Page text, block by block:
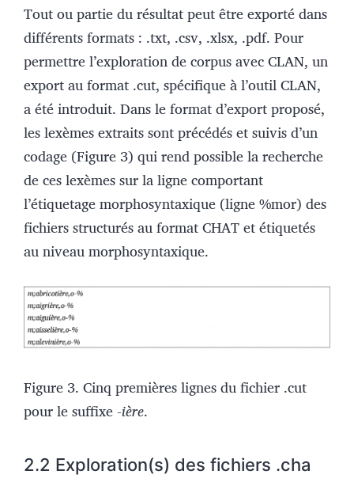
Tout ou partie du résultat peut être exporté dans
différents formats : .txt, .csv, .xlsx, .pdf. Pour
permettre l’exploration de corpus avec CLAN, un
export au format .cut, spécifique à l’outil CLAN,
a été introduit. Dans le format d’export proposé,
les lexèmes extraits sont précédés et suivis d’un
codage (Figure 3) qui rend possible la recherche
de ces lexèmes sur la ligne comportant
l’étiquetage morphosyntaxique (ligne %mor) des
fichiers structurés au format CHAT et étiquetés
au niveau morphosyntaxique.
Figure 3. Cinq premières lignes du fichier .cut
pour le suffixe -ière.
2.2 Exploration(s) des fichiers .cha